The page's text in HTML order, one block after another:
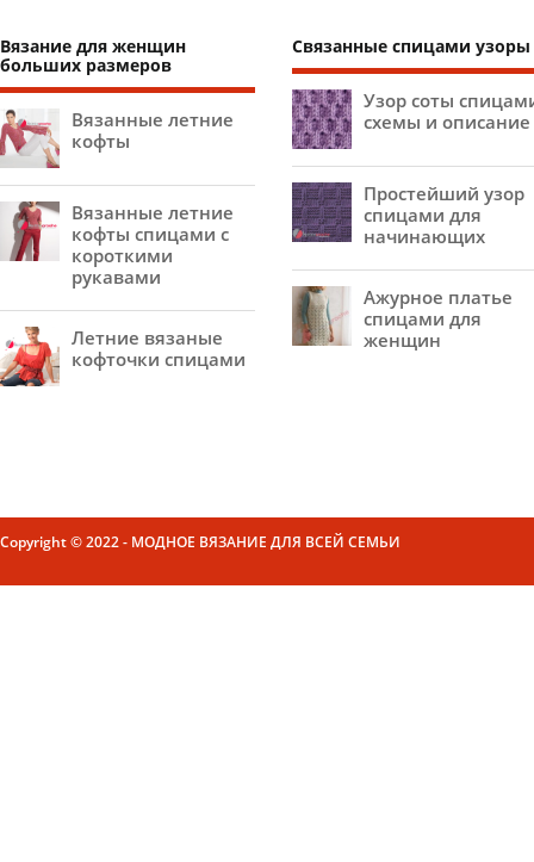
Вязание для женщин
больших размеров
Вязанные летние
кофты
Вязанные летние
кофты спицами с
короткими
рукавами
Летние вязаные
кофточки спицами
Связанные спицами узоры
Узор соты
схемы и описание
Простейший узор
спицами для
начинающих
Ажурное платье
спицами для
женщин
Copyright © 2022 - МОДНОЕ ВЯЗАНИЕ ДЛЯ ВСЕЙ СЕМЬИ